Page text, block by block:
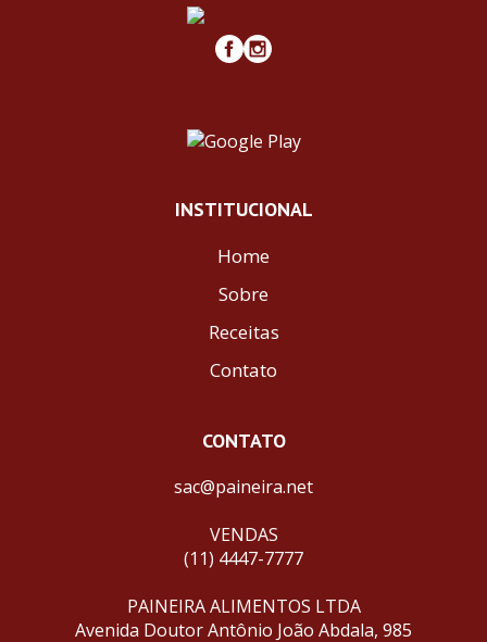
INSTITUCIONAL
Home
Sobre
Receitas
Contato
CONTATO
sac@paineira.net
VENDAS
(11) 4447-7777
PAINEIRA ALIMENTOS LTDA
Avenida Doutor Antônio João Abdala, 985